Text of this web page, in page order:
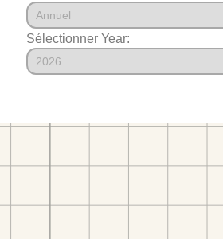
Sélectionner Year: